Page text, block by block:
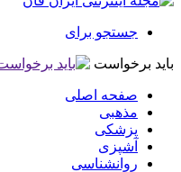
جستجو برای
باید برخواست
صفحه اصلی
مذهبی
پزشکی
آشپزی
روانشناسی